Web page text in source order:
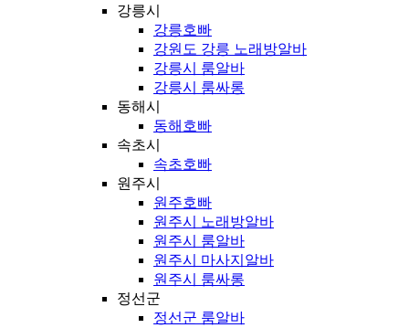
강릉시
강릉호빠
강원도 강릉 노래방알바
강릉시 룸알바
강릉시 룸싸롱
동해시
동해호빠
속초시
속초호빠
원주시
원주호빠
원주시 노래방알바
원주시 룸알바
원주시 마사지알바
원주시 룸싸롱
정선군
정선군 룸알바